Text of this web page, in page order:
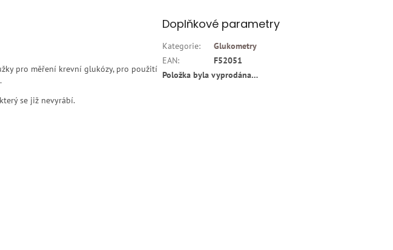
pro měření krevní glukózy, pro použití
se již nevyrábí.
Doplňkové parametry
Kategorie:
Glukometry
EAN:
F52051
Položka byla vyprodána…